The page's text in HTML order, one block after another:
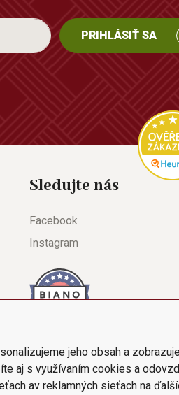
PRIHLÁSIŤ SA
Sledujte nás
Facebook
Instagram
jeho obsah a
aj s využívaním cookies a
av reklamných sieťach na